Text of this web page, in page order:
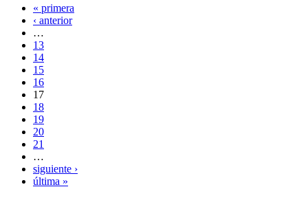
Páginas
« primera
‹ anterior
…
13
14
15
16
17
18
19
20
21
…
siguiente ›
última »